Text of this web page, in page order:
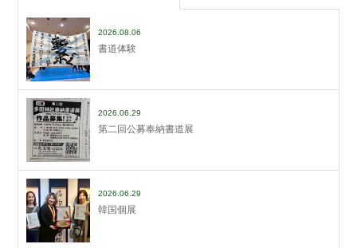
2026.08.06
書道体験
2026.06.29
第二回公募奉納書道展
2026.06.29
韓国個展